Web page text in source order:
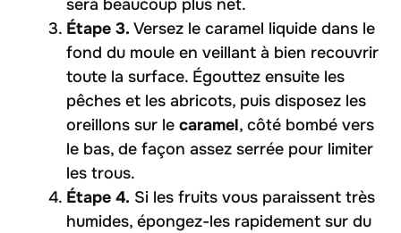
sera beaucoup plus net.
Étape 3. Versez le caramel liquide dans le
fond du moule en veillant à bien recouvrir
toute la surface. Égouttez ensuite les
pêches et les abricots, puis disposez les
oreillons sur le caramel, côté bombé vers
le bas, de façon assez serrée pour limiter
les trous.
Étape 4. Si les fruits vous paraissent très
humides, épongez-les rapidement sur du